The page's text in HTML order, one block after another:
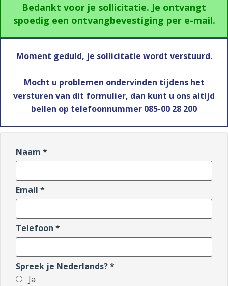
Bedankt voor je sollicitatie. Je ontvangt
spoedig een ontvangbevestiging per e-mail.
Moment geduld, je sollicitatie wordt verstuurd.
Mocht u problemen ondervinden tijdens het
versturen van dit formulier, dan kunt u ons altijd
bellen op telefoonnummer 085-00 28 200
Naam *
Email *
Telefoon *
Spreek je Nederlands? *
Ja